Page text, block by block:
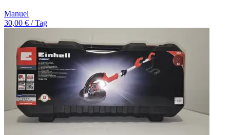
Manuel
30,00 € / Tag